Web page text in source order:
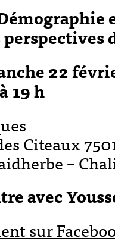
22
19 h
Citeaux
–
avec
sur